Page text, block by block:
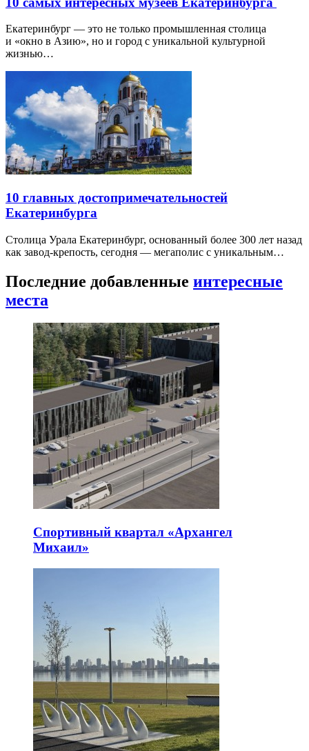
Екатеринбург — это не только промышленная столица
и «окно в Азию», но и город с уникальной культурной
жизнью…
10 главных достопримечательностей
Екатеринбурга
Столица Урала Екатеринбург, основанный более 300 лет назад
как завод-крепость, сегодня — мегаполис с уникальным…
Последние добавленные интересные
места
Спортивный квартал «Архангел
Михаил»